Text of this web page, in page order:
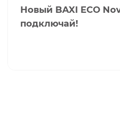
Новый BAXI ECO
подключай!